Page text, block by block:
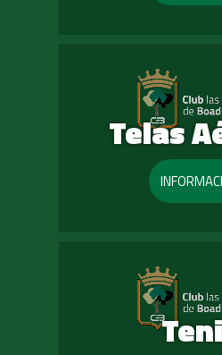
Telas